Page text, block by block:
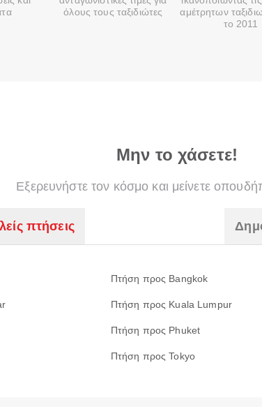
όλους τους ταξιδιώτες
αμέτρητων
το 2011
Μην το χάσετε!
Εξερευνήστε τον κόσμο και μείνετε
πτήσεις
Πτήση προς Bangkok
Πτήση προς Kuala Lumpur
Πτήση προς Phuket
Πτήση προς Tokyo